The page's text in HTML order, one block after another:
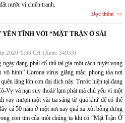
nước vì chiến tranh.
Đọc thêm
TĨNH VỚI “MẶT TRẬN Ở SÀI
2020 9:38 CH (Xem: 34933)
ngày đang phải cố thủ tại gia một cách tuyệt vọng
vô hình” Corona virus giăng mắc, phong tỏa nơi
lãng lớn cơn đại dịch này. Trước hiện tại đang
Vy và nạn suy thoái/ lạm phát mà chủ yếu vì một
vay mượn một vài tia sáng từ quá khứ để có thể
cả 50 năm ở một nơi nay quá xa xôi bỗng dưng
con tim của mỗi chúng ta khi có “Mặt Trận Ở